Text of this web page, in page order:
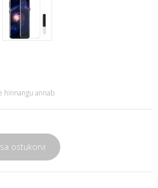
hinnangu annab
ostukorvi